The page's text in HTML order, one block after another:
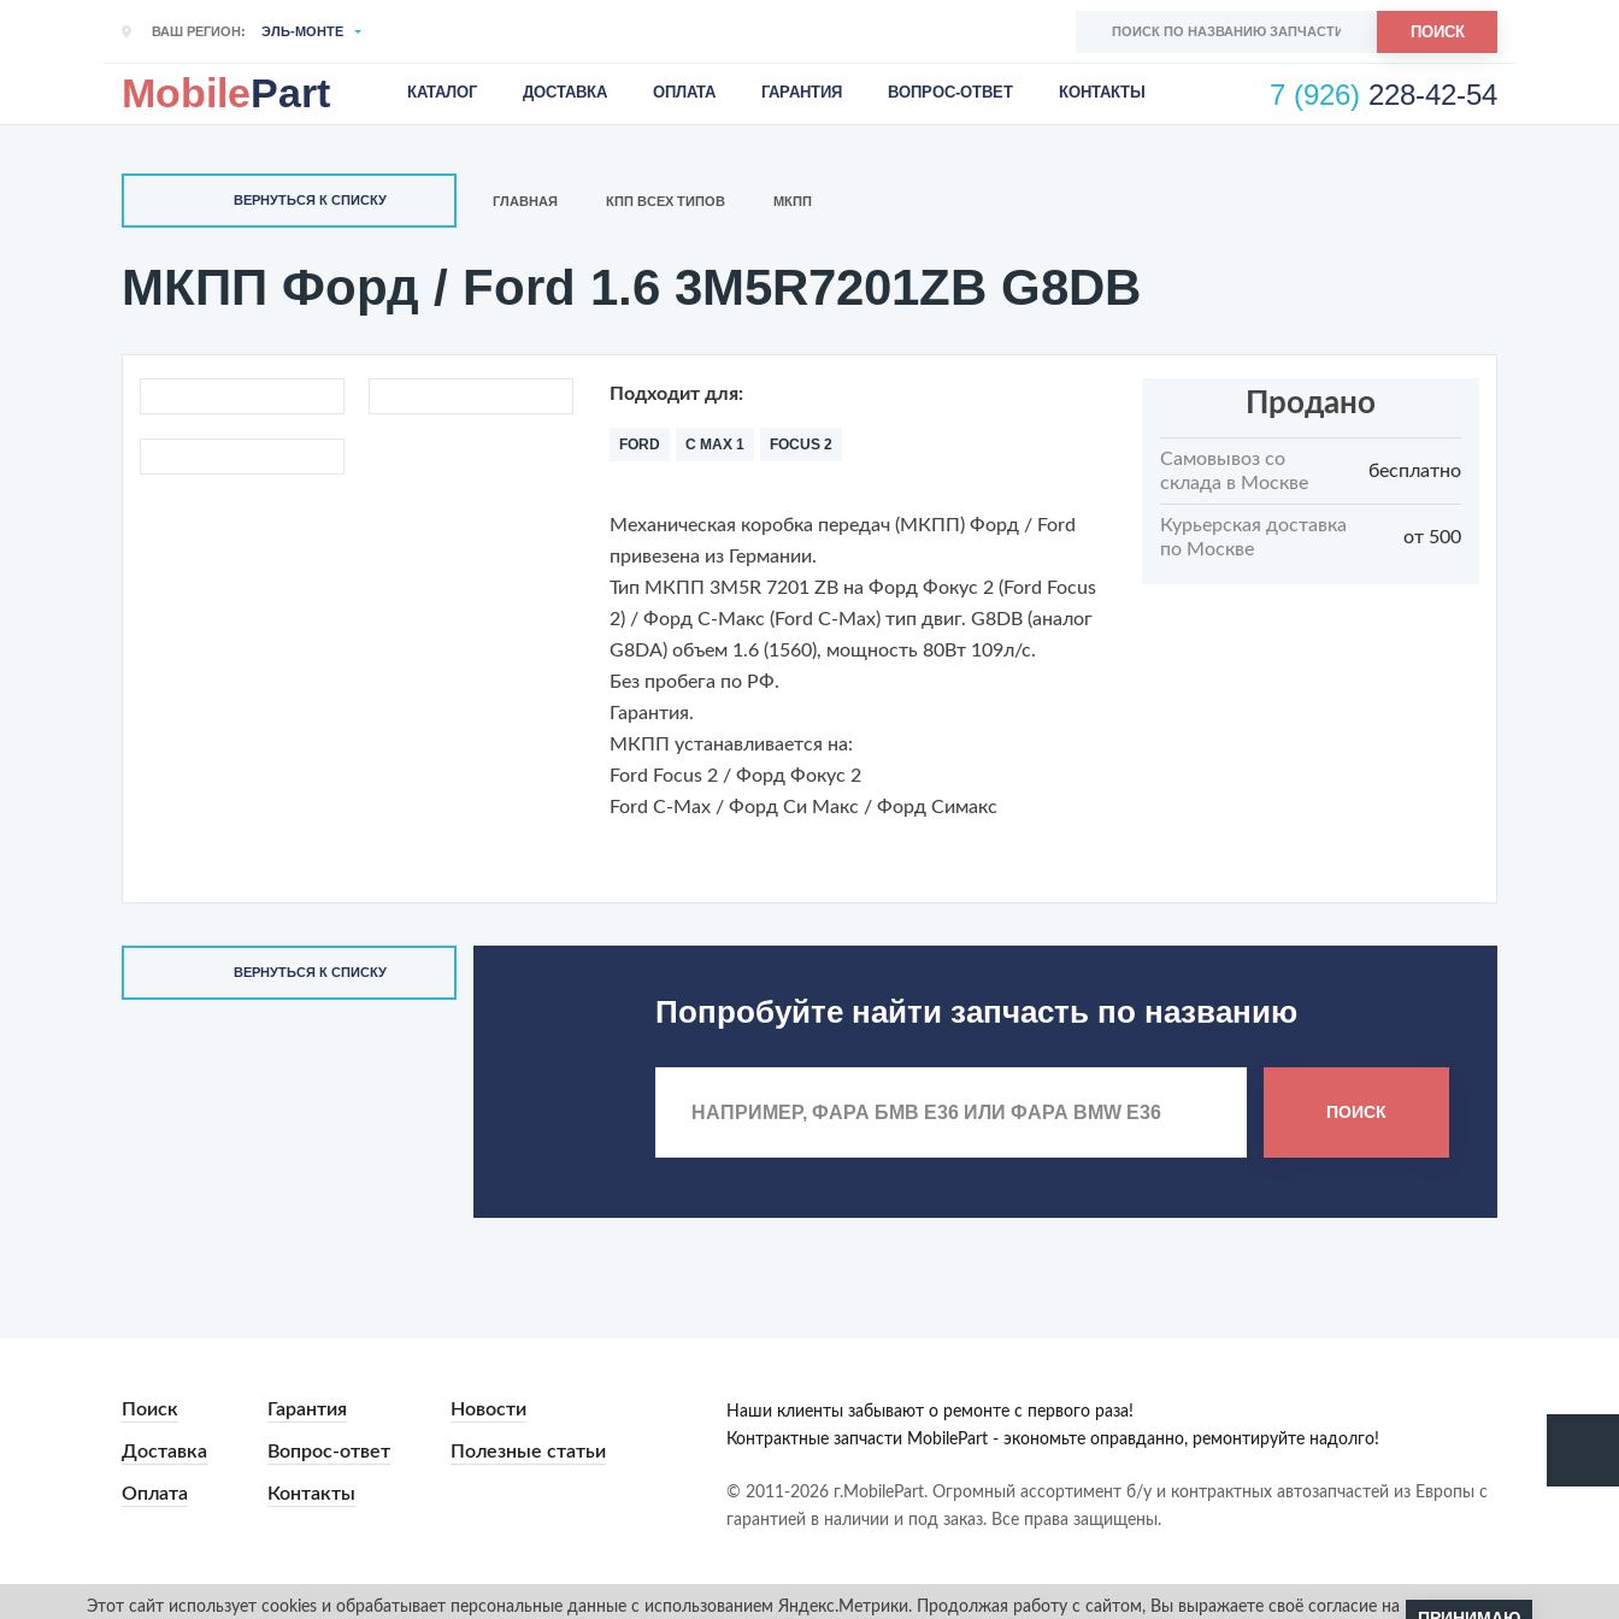
ВАШ РЕГИОН: ЭЛЬ-МОНТЕ ПОИСК
MobilePart КАТАЛОГ ДОСТАВКА ОПЛАТА ГАРАНТИЯ ВОПРОС-ОТВЕТ КОНТАКТЫ 7 (926) 228-42-54
ВЕРНУТЬСЯ К СПИСКУ ГЛАВНАЯ КПП ВСЕХ ТИПОВ МКПП
МКПП Форд / Ford 1.6 3M5R7201ZB G8DB
Подходит для:
FORD C MAX 1 FOCUS 2
Механическая коробка передач (МКПП) Форд / Ford
привезена из Германии.
Тип МКПП 3M5R 7201 ZB на Форд Фокус 2 (Ford Focus
2) / Форд С-Макс (Ford C-Max) тип двиг. G8DB (аналог
G8DA) объем 1.6 (1560), мощность 80Вт 109л/с.
Без пробега по РФ.
Гарантия.
МКПП устанавливается на:
Ford Focus 2 / Форд Фокус 2
Ford C-Max / Форд Си Макс / Форд Симакс
Продано
Самовывоз со
склада в Москве
бесплатно
Курьерская доставка
по Москве
от 500
ВЕРНУТЬСЯ К СПИСКУ
Попробуйте найти запчасть по названию
ПОИСК
Поиск
Доставка
Оплата
Гарантия
Вопрос-ответ
Контакты
Новости
Полезные статьи
Наши клиенты забывают о ремонте с первого раза!
Контрактные запчасти MobilePart - экономьте оправданно, ремонтируйте надолго!
© 2011-2026 г.MobilePart. Огромный ассортимент б/у и контрактных автозапчастей из Европы с
гарантией в наличии и под заказ. Все права защищены.
Этот сайт использует cookies и обрабатывает персональные данные с использованием Яндекс.Метрики. Продолжая работу с сайтом, Вы выражаете своё согласие на